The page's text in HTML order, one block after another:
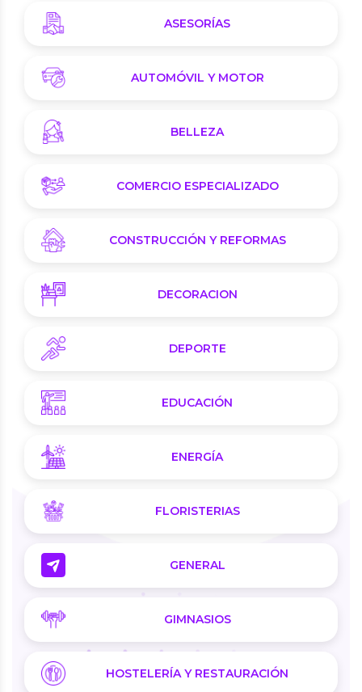
ASESORÍAS
AUTOMÓVIL Y MOTOR
BELLEZA
COMERCIO ESPECIALIZADO
CONSTRUCCIÓN Y REFORMAS
DECORACION
DEPORTE
EDUCACIÓN
ENERGÍA
FLORISTERIAS
GENERAL
GIMNASIOS
HOSTELERÍA Y RESTAURACIÓN